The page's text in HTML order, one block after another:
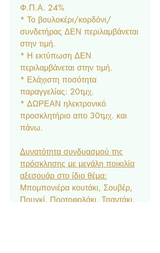
Φ.Π.Α. 24%
* Το βουλοκέρι/κορδόνι/
συνδετήρας ΔΕΝ περιλαμβάνεται
στην τιμή.
* Η εκτύπωση ΔΕΝ
περιλαμβάνεται στην τιμή.
* Ελάχιστη ποσότητα
παραγγελίας: 20τμχ.
* ΔΩΡΕΑΝ ηλεκτρονικό
προσκλητήριο απο 30τμχ. και
πάνω.
Δυνατότητα συνδυασμού της
πρόσκλησης με μεγάλη ποικιλία
αξεσουάρ στο ίδιο θέμα:
Μπομπονιέρα κουτάκι, Σουβέρ,
Πουγκί, Πορτοφολάκι, Τσαντάκι,